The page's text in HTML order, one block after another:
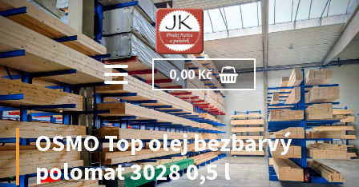
0,00Kč
OSMO Top olej bezbarvý
polomat 3028 0,5 l